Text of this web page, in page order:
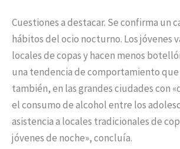
Cuestiones a destacar. Se confirma un
hábitos del ocio nocturno. Los jóvenes
locales de copas y hacen menos
una tendencia de comportamiento
también, en las grandes ciudades con
el consumo de alcohol entre los
asistencia a locales tradicionales de
jóvenes de noche», concluía.